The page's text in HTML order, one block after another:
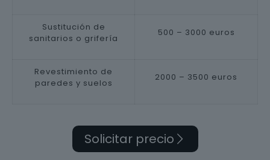
Sustitución de
sanitarios o grifería
500 – 3000 euros
Revestimiento de
paredes y suelos
2000 – 3500 euros
Solicitar precio